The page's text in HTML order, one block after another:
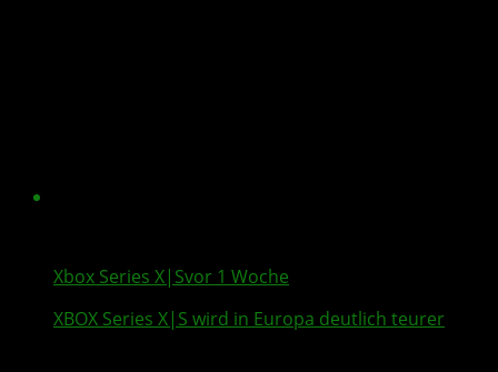
Xbox Series X|Svor 1 Woche
XBOX Series X|S wird in Europa deutlich teurer